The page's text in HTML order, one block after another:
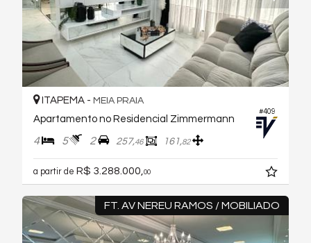
#409
ITAPEMA - MEIA PRAIA
Apartamento no Residencial Zimmermann
4 5 2 257,46 161,82
a partir de R$ 3.288.000, 00
FT. AV NEREU RAMOS / MOBILIADO